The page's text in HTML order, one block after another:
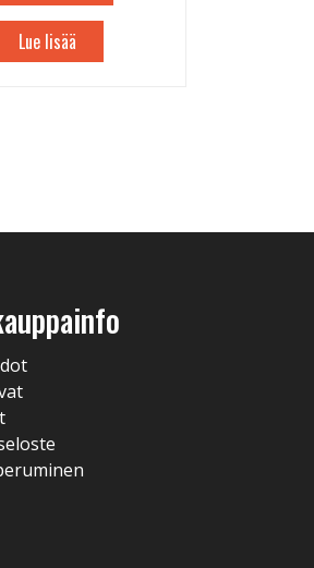
Lue lisää